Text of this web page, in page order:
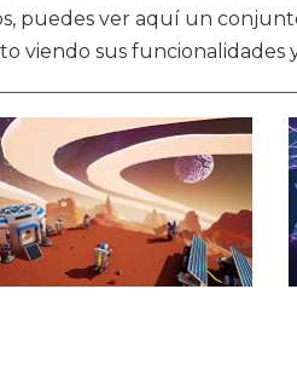
puedes ver aquí un
viendo sus funcionalidades